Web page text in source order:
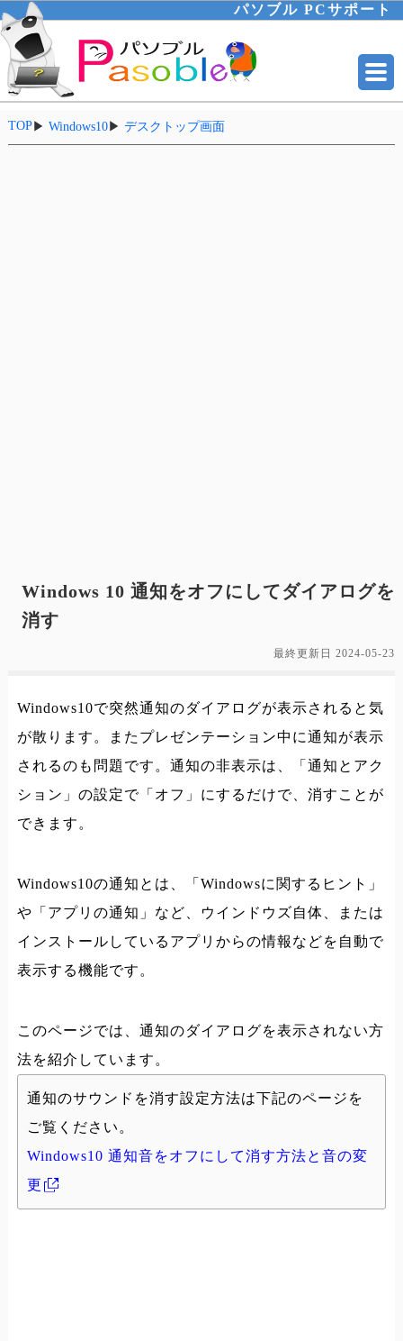
パソブル PCサポート
TOP▶ Windows10▶ デスクトップ画面
Windows 10 通知をオフにしてダイアログを
消す
最終更新日2024-05-23
Windows10で突然通知のダイアログが表示されると気
が散ります。またプレゼンテーション中に通知が表示
されるのも問題です。通知の非表示は、「通知とアク
ション」の設定で「オフ」にするだけで、消すことが
できます。
Windows10の通知とは、「Windowsに関するヒント」
や「アプリの通知」など、ウインドウズ自体、または
インストールしているアプリからの情報などを自動で
表示する機能です。
このページでは、通知のダイアログを表示されない方
法を紹介しています。
通知のサウンドを消す設定方法は下記のページを
ご覧ください。
Windows10 通知音をオフにして消す方法と音の変
更